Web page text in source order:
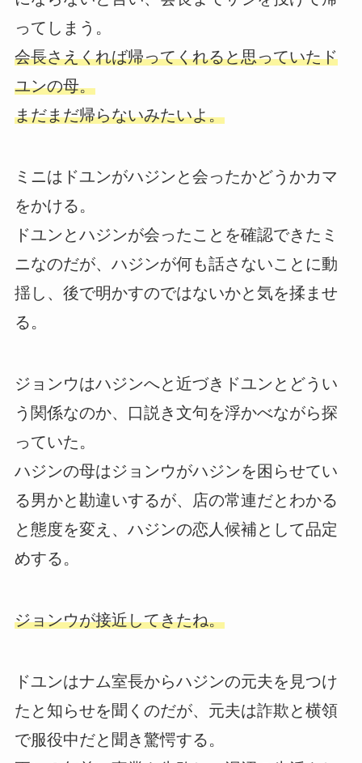
ってしまう。
会長さえくれば帰ってくれると思っていたド
ユンの母。
まだまだ帰らないみたいよ。
ミニはドユンがハジンと会ったかどうかカマ
をかける。
ドユンとハジンが会ったことを確認できたミ
ニなのだが、ハジンが何も話さないことに動
揺し、後で明かすのではないかと気を揉ませ
る。
ジョンウはハジンへと近づきドユンとどうい
う関係なのか、口説き文句を浮かべながら探
っていた。
ハジンの母はジョンウがハジンを困らせてい
る男かと勘違いするが、店の常連だとわかる
と態度を変え、ハジンの恋人候補として品定
めする。
ジョンウが接近してきたね。
ドユンはナム室長からハジンの元夫を見つけ
たと知らせを聞くのだが、元夫は詐欺と横領
で服役中だと聞き驚愕する。